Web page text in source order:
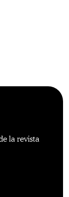
la revista